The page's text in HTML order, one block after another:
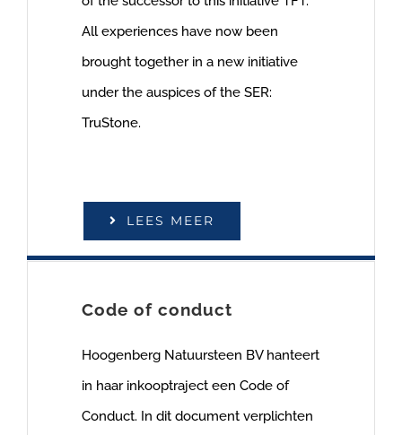
All experiences have now been
brought together in a new initiative
under the auspices of the SER:
TruStone.
LEES MEER
Code of conduct
Hoogenberg Natuursteen BV hanteert
in haar inkooptraject een Code of
Conduct. In dit document verplichten